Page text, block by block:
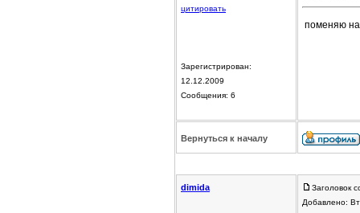
цитировать
Зарегистрирован:
12.12.2009
Сообщения: 6
поменяю
Вернуться к началу
dimida
Заголовок
Добавлено: